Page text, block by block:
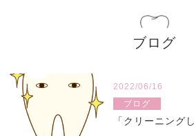
ブログ
2022/06/16
ブログ
「クリーニング